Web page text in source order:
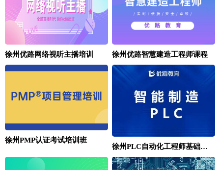
徐州优路网络视听主播培训 徐州优路智慧建造工程师课程
徐州PMP认证考试培训班
徐州PLC自动化工程师基础培训班